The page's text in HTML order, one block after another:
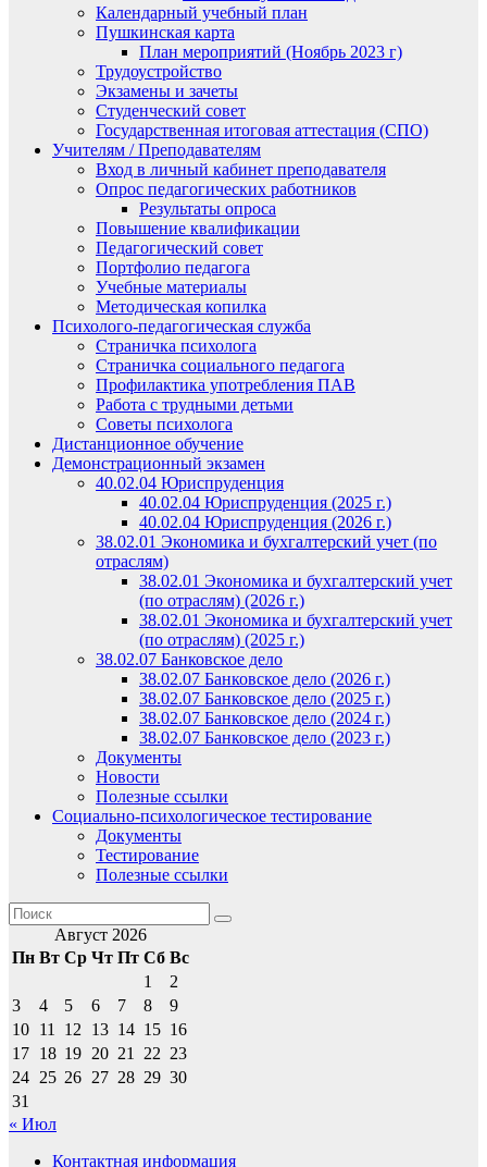
Календарный учебный план
Пушкинская карта
План мероприятий (Ноябрь 2023 г)
Трудоустройство
Экзамены и зачеты
Студенческий совет
Государственная итоговая аттестация (СПО)
Учителям / Преподавателям
Вход в личный кабинет преподавателя
Опрос педагогических работников
Результаты опроса
Повышение квалификации
Педагогический совет
Портфолио педагога
Учебные материалы
Методическая копилка
Психолого-педагогическая служба
Страничка психолога
Страничка социального педагога
Профилактика употребления ПАВ
Работа с трудными детьми
Советы психолога
Дистанционное обучение
Демонстрационный экзамен
40.02.04 Юриспруденция
40.02.04 Юриспруденция (2025 г.)
40.02.04 Юриспруденция (2026 г.)
38.02.01 Экономика и бухгалтерский учет (по
отраслям)
38.02.01 Экономика и бухгалтерский учет
(по отраслям) (2026 г.)
38.02.01 Экономика и бухгалтерский учет
(по отраслям) (2025 г.)
38.02.07 Банковское дело
38.02.07 Банковское дело (2026 г.)
38.02.07 Банковское дело (2025 г.)
38.02.07 Банковское дело (2024 г.)
38.02.07 Банковское дело (2023 г.)
Документы
Новости
Полезные ссылки
Социально-психологическое тестирование
Документы
Тестирование
Полезные ссылки
Август 2026
Пн Вт Ср Чт Пт Сб Вс
1
2
3
4 5 6 7 8
9
10 11 12 13 14 15 16
17 18 19 20 21 22 23
24 25 26 27 28 29 30
31
« Июл
Контактная информация